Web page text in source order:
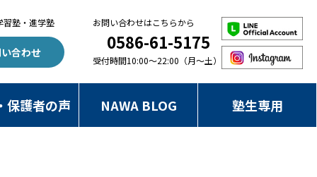
習塾・進学塾
合わせ
お問い合わせはこちらから
0586-61-5175
受付時間10:00～22:00（月～土）
保護者の声 NAWA BLOG 塾生専用